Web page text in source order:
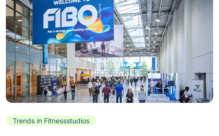
Trends in Fitnessstudios